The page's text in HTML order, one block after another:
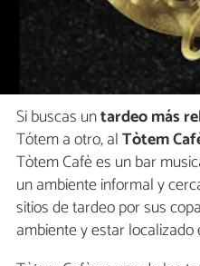
Si buscas untardeo más
Tótem a otro, alTòtem
Tòtem Cafè es un bar
un ambiente informal y
sitios de tardeo por sus
ambiente y estar